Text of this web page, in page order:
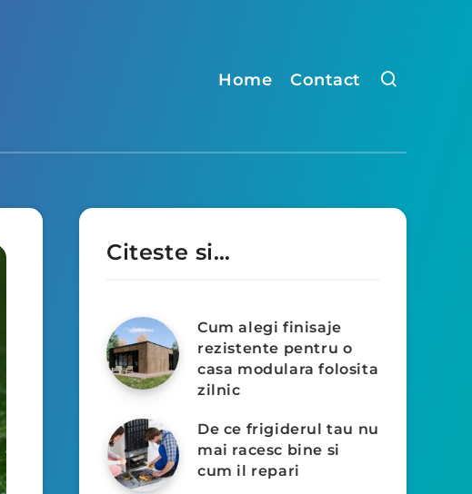
Home Contact
Citeste si…
Cum alegi finisaje
rezistente pentru o
casa modulara folosita
zilnic
De ce frigiderul tau nu
mai racesc bine si
cum il repari